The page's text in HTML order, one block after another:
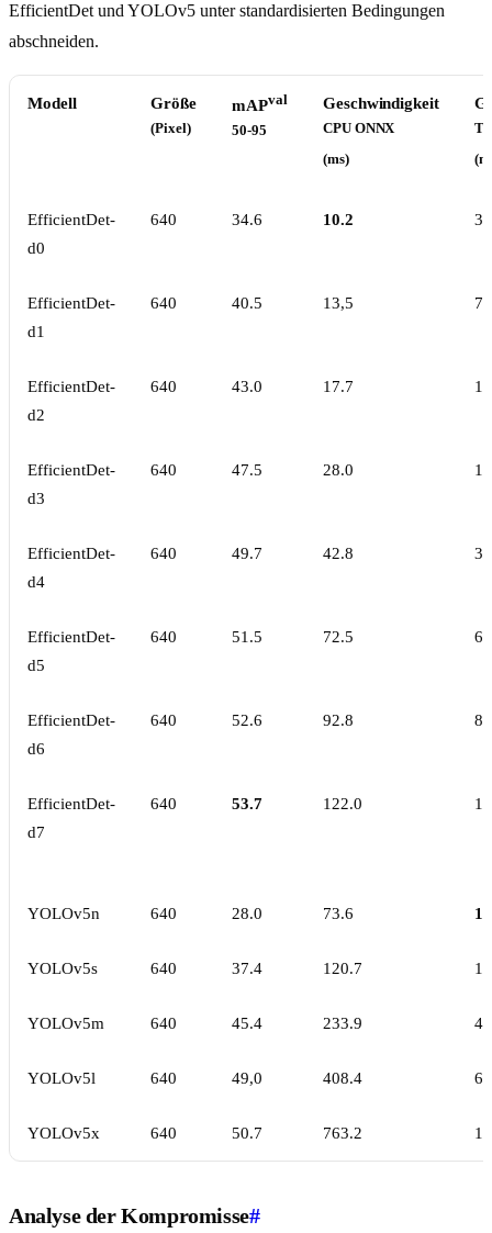
EfficientDet und YOLOv5 unter standardisierten Bedingungen
abschneiden.
Modell Größe
(Pixel)
mAPval
50-95
Geschwindigkeit
CPU ONNX
(ms)
EfficientDet-
d0
640 34.6 10.2
EfficientDet-
d1
640 40.5 13,5
EfficientDet-
d2
640 43.0 17.7
EfficientDet-
d3
640 47.5 28.0
EfficientDet-
d4
640 49.7 42.8
EfficientDet-
d5
640 51.5 72.5
EfficientDet-
d6
640 52.6 92.8
EfficientDet-
d7
640 53.7 122.0
YOLOv5n 640 28.0 73.6
YOLOv5s 640 37.4 120.7
YOLOv5m 640 45.4 233.9
YOLOv5l 640 49,0 408.4
YOLOv5x 640 50.7 763.2
Analyse der Kompromisse#